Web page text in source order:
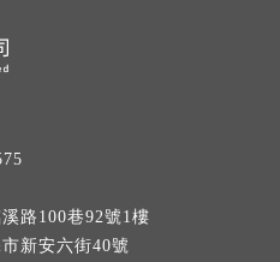
路100巷92號1樓
新安六街40號